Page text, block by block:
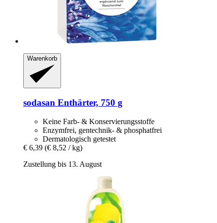
Warenkorb
sodasan Enthärter, 750 g
Keine Farb- & Konservierungsstoffe
Enzymfrei, gentechnik- & phosphatfrei
Dermatologisch getestet
€ 6,39 (€ 8,52 / kg)
Zustellung bis 13. August